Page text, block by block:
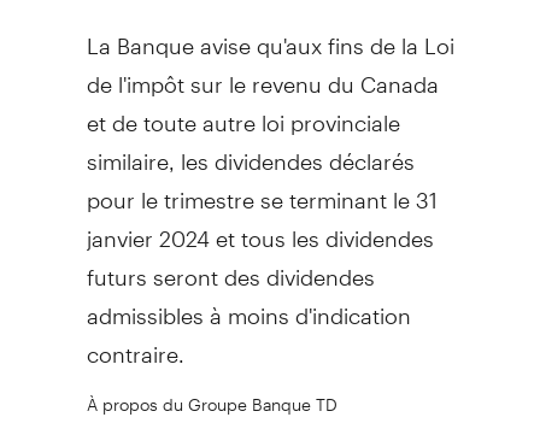
La Banque avise qu'aux fins de laLoi
del'impôt sur le revenu du Canada
et de toute autre loi provinciale
similaire, les dividendes déclarés
pour le trimestre se terminant le 31
janvier 2024 et tous les dividendes
futurs seront des dividendes
admissibles à moins d'indication
contraire.
À propos du Groupe Banque TD